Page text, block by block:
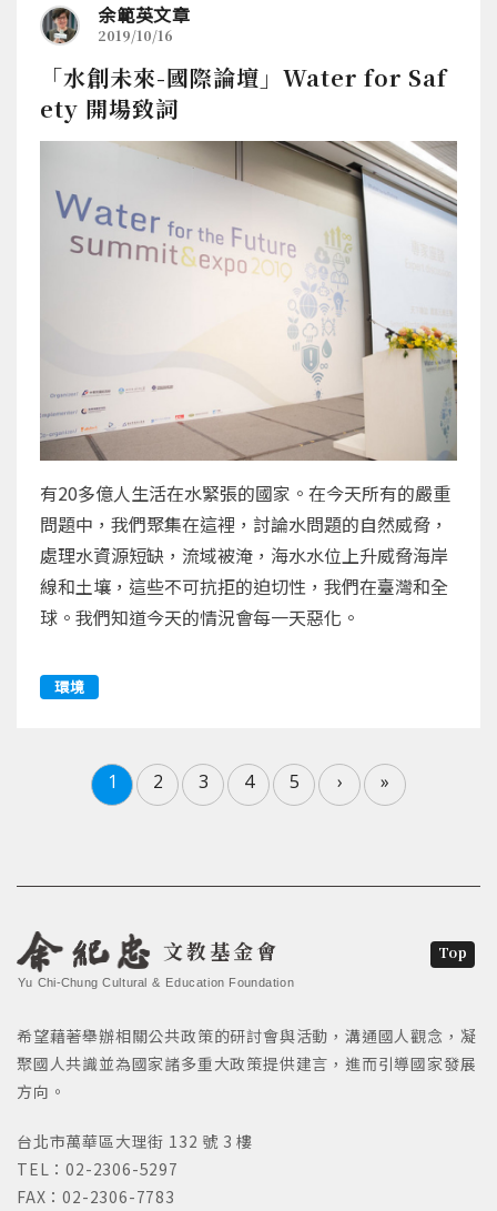
余範英文章
2019/10/16
「水創未來-國際論壇」Water for Saf
ety 開場致詞
有20多億人生活在水緊張的國家。在今天所有的嚴重
問題中，我們聚集在這裡，討論水問題的自然威脅，
處理水資源短缺，流域被淹，海水水位上升威脅海岸
線和土壤，這些不可抗拒的迫切性，我們在臺灣和全
球。我們知道今天的情況會每一天惡化。
環境
1 2 3 4 5 › »
文教基金會
Yu Chi-Chung Cultural & Education Foundation
希望藉著舉辦相關公共政策的研討會與活動，溝通國人觀念，凝
聚國人共識並為國家諸多重大政策提供建言，進而引導國家發展
方向。
台北市萬華區大理街 132 號 3 樓
TEL：02-2306-5297
FAX：02-2306-7783
Top